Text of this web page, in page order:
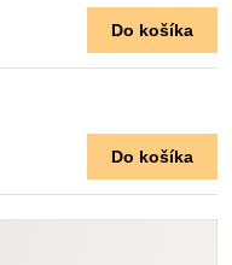
Do košíka
Do košíka